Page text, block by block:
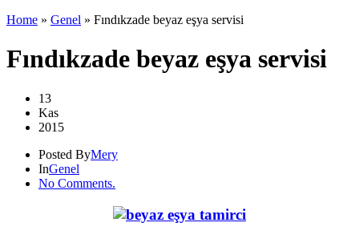
Home » Genel » Fındıkzade beyaz eşya servisi
Fındıkzade beyaz eşya servisi
13
Kas
2015
Posted ByMery
InGenel
No Comments.